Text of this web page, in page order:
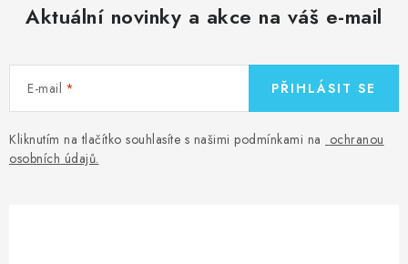
Aktuální novinky a akce na váš e-mail
E-mail
Kliknutím na tlačítko souhlasíte s našimi podmínkami na ochranou
osobních údajů.
PŘIHLÁSIT SE